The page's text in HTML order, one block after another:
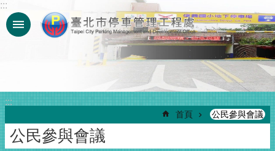
跳到主要內容區塊
:::
:::
首頁 公民參與會議
公民參與會議